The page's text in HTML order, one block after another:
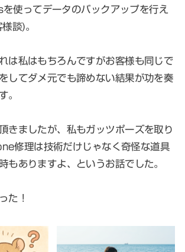
使ってデータのバックアップを行え
談)。
は私はもちろんですがお客様も同じで
してダメ元でも諦めない結果が功を奏
。
きましたが、私もガッツポーズを取り
修理は技術だけじゃなく奇怪な道具
もありますよ、というお話でした。
た！